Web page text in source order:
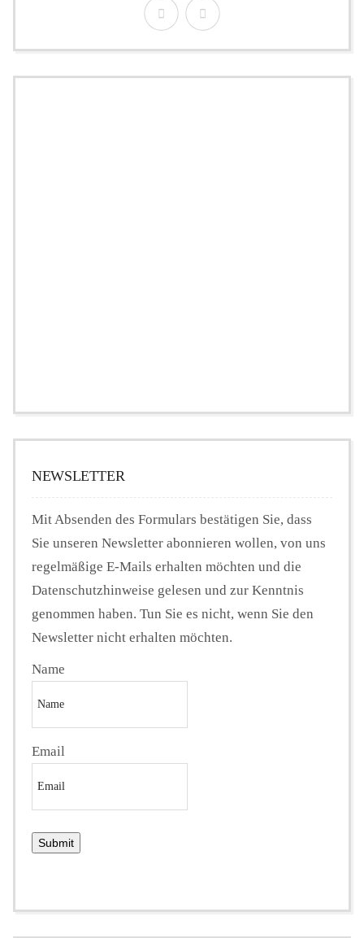
NEWSLETTER
Mit Absenden des Formulars bestätigen Sie, dass
Sie unseren Newsletter abonnieren wollen, von uns
regelmäßige E-Mails erhalten möchten und die
Datenschutzhinweise gelesen und zur Kenntnis
genommen haben. Tun Sie es nicht, wenn Sie den
Newsletter nicht erhalten möchten.
Name
Email